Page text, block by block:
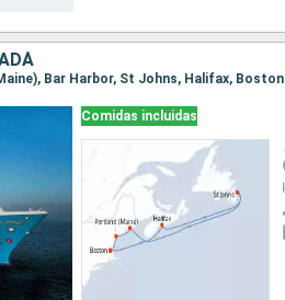
Bar Harbor, St Johns, Halifax, Boston
Comidas incluidas